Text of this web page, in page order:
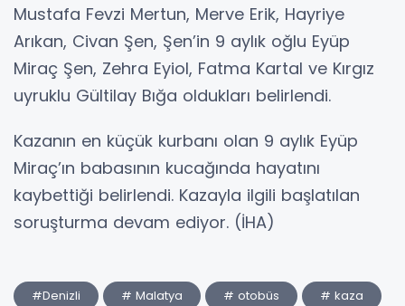
Mustafa Fevzi Mertun, Merve Erik, Hayriye
Arıkan, Civan Şen, Şen’in 9 aylık oğlu Eyüp
Miraç Şen, Zehra Eyiol, Fatma Kartal ve Kırgız
uyruklu Gültilay Bığa oldukları belirlendi.
Kazanın en küçük kurbanı olan 9 aylık Eyüp
Miraç’ın babasının kucağında hayatını
kaybettiği belirlendi. Kazayla ilgili başlatılan
soruşturma devam ediyor. (İHA)
#Denizli # Malatya # otobüs # kaza